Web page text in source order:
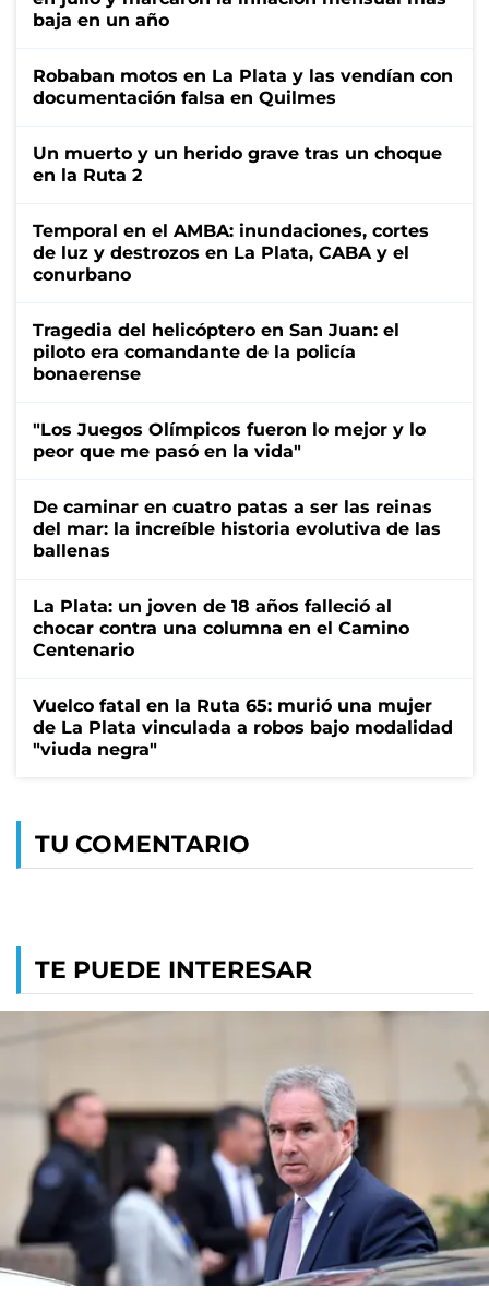
baja en un año
Robaban motos en La Plata y las vendían con
documentación falsa en Quilmes
Un muerto y un herido grave tras un choque
en la Ruta 2
Temporal en el AMBA: inundaciones, cortes
de luz y destrozos en La Plata, CABA y el
conurbano
Tragedia del helicóptero en San Juan: el
piloto era comandante de la policía
bonaerense
"Los Juegos Olímpicos fueron lo mejor y lo
peor que me pasó en la vida"
De caminar en cuatro patas a ser las reinas
del mar: la increíble historia evolutiva de las
ballenas
La Plata: un joven de 18 años falleció al
chocar contra una columna en el Camino
Centenario
Vuelco fatal en la Ruta 65: murió una mujer
de La Plata vinculada a robos bajo modalidad
"viuda negra"
TU COMENTARIO
TE PUEDE INTERESAR